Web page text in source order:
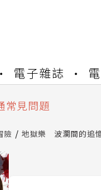
電子雜誌
資產合併與書櫃開
成書櫃開通與資產
產合併與書櫃開
險 地獄樂 波瀾間的追